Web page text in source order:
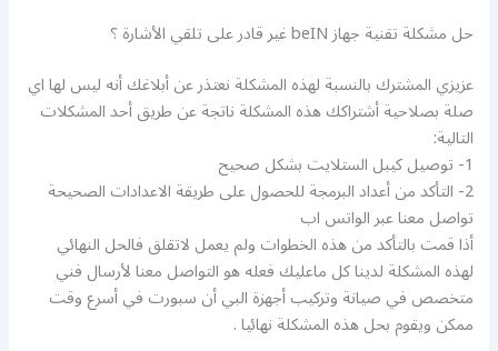
حل مشكلة تقنية جهاز beIN غير قادر على تلقي الأشارة ؟
عزيزي المشترك بالنسبة لهذه المشكلة نعتذر عن أبلاغك أنه ليس لها اي
صلة بصلاحية أشتراكك هذه المشكلة ناتجة عن طريق أحد المشكلات
التالية:
1- توصيل كيبل الستلايت بشكل صحيح
2- التأكد من أعداد البرمجة للحصول على طريقة الاعدادات الصحيحة
تواصل معنا عبر الواتس اب
أذا قمت بالتأكد من هذه الخطوات ولم يعمل لاتقلق فالحل النهائي
لهذه المشكلة لدينا كل ماعليك فعله هو التواصل معنا لأرسال فني
متخصص في صيانة وتركيب أجهزة البي أن سبورت في أسرع وقت
ممكن ويقوم بحل هذه المشكلة نهائيا .